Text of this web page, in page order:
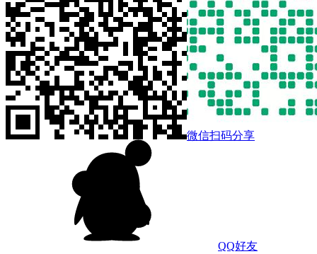
微信扫码分享
QQ好友